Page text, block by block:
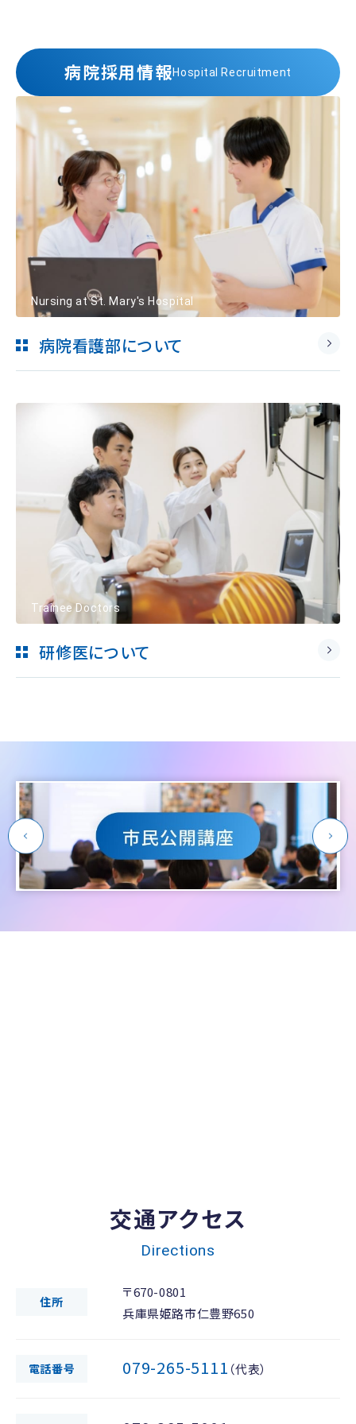
病院採用情報Hospital Recruitment
Nursing at St. Mary's Hospital
病院看護部について
Trainee Doctors
研修医について
交通アクセス
Directions
住所
〒670-0801
兵庫県姫路市仁豊野650
電話番号 079-265-5111 （代表）